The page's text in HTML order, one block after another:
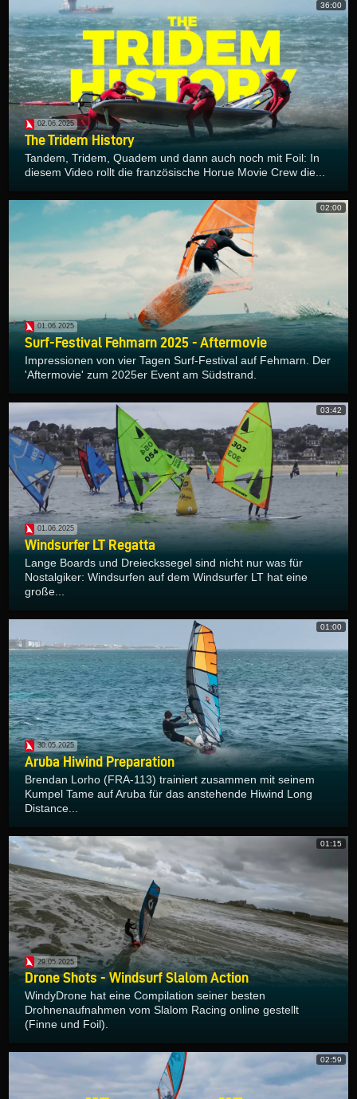
36:00
02.06.2025
The Tridem History
Tandem, Tridem, Quadem und dann auch noch mit Foil: In
diesem Video rollt die französische Horue Movie Crew die...
02:00
01.06.2025
Surf-Festival Fehmarn 2025 - Aftermovie
Impressionen von vier Tagen Surf-Festival auf Fehmarn. Der
'Aftermovie' zum 2025er Event am Südstrand.
03:42
01.06.2025
Windsurfer LT Regatta
Lange Boards und Dreieckssegel sind nicht nur was für
Nostalgiker: Windsurfen auf dem Windsurfer LT hat eine
große...
01:00
30.05.2025
Aruba Hiwind Preparation
Brendan Lorho (FRA-113) trainiert zusammen mit seinem
Kumpel Tame auf Aruba für das anstehende Hiwind Long
Distance...
01:15
29.05.2025
Drone Shots - Windsurf Slalom Action
WindyDrone hat eine Compilation seiner besten
Drohnenaufnahmen vom Slalom Racing online gestellt
(Finne und Foil).
02:59